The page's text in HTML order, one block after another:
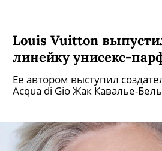
Louis Vuitton
линейку унисекс-
Ее автором выступил
Acqua di Gio Жак Кавалье-